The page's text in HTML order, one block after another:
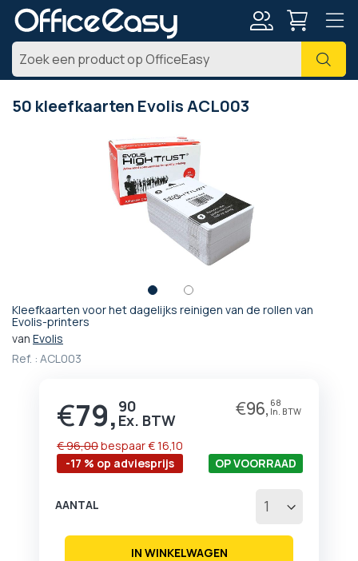
Zoek
50 kleefkaarten Evolis ACL003
Kleefkaarten voor het dagelijks reinigen van de rollen van
Evolis-printers
van Evolis
Ref. : ACL003
Prijs
€79, 90 €96, 68
-17 % op adviesprijs
€ 96,00bespaar€ 16,10
OP VOORRAAD
AANTAL
IN WINKELWAGEN
Ga
naar
begin
afbeeldingen-